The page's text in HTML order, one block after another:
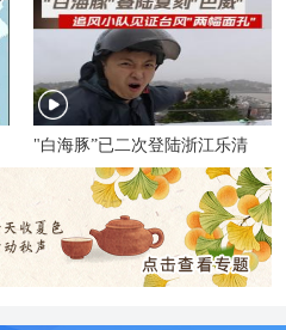
"白海豚”已二次登陆浙江乐清